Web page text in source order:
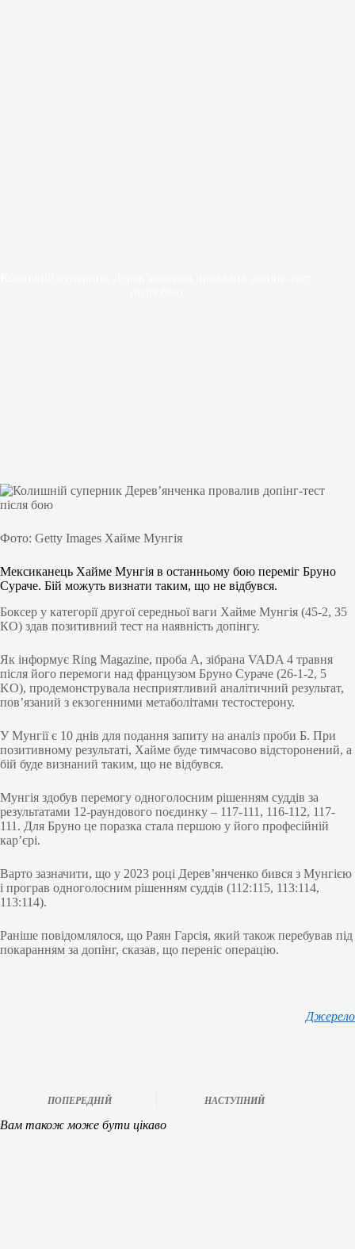
Фото: Getty Images Хайме Мунгія
Мексиканець Хайме Мунгія в останньому бою переміг Бруно
Сураче. Бій можуть визнати таким, що не відбувся.
Боксер у категорії другої середньої ваги Хайме Мунгія (45-2, 35
КО) здав позитивний тест на наявність допінгу.
Як інформує Ring Magazine, проба А, зібрана VADA 4 травня
після його перемоги над французом Бруно Сураче (26-1-2, 5
KO), продемонструвала несприятливий аналітичний результат,
пов’язаний з екзогенними метаболітами тестостерону.
У Мунгії є 10 днів для подання запиту на аналіз проби Б. При
позитивному результаті, Хайме буде тимчасово відсторонений, а
бій буде визнаний таким, що не відбувся.
Мунгія здобув перемогу одноголосним рішенням суддів за
результатами 12-раундового поєдинку – 117-111, 116-112, 117-
111. Для Бруно це поразка стала першою у його професійній
кар’єрі.
Варто зазначити, що у 2023 році Дерев’янченко бився з Мунгією
і програв одноголосним рішенням суддів (112:115, 113:114,
113:114).
Раніше повідомлялося, що Раян Гарсія, який також перебував під
покаранням за допінг, сказав, що переніс операцію.
Джерело
ПОПЕРЕДНІЙ НАСТУПНИЙ
Вам також може бути цікаво